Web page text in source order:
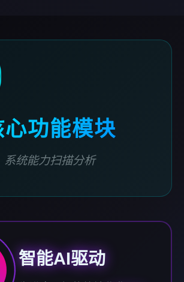
心功能模块
系统能力扫描分析
智能AI驱动